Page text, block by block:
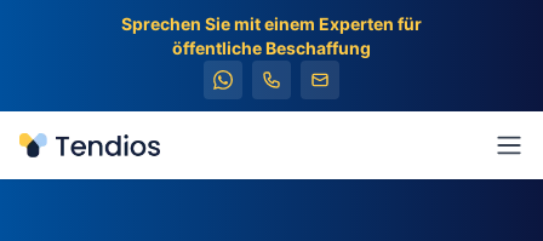
Sprechen Sie mit einem Experten für
öffentliche Beschaffung
Tendios